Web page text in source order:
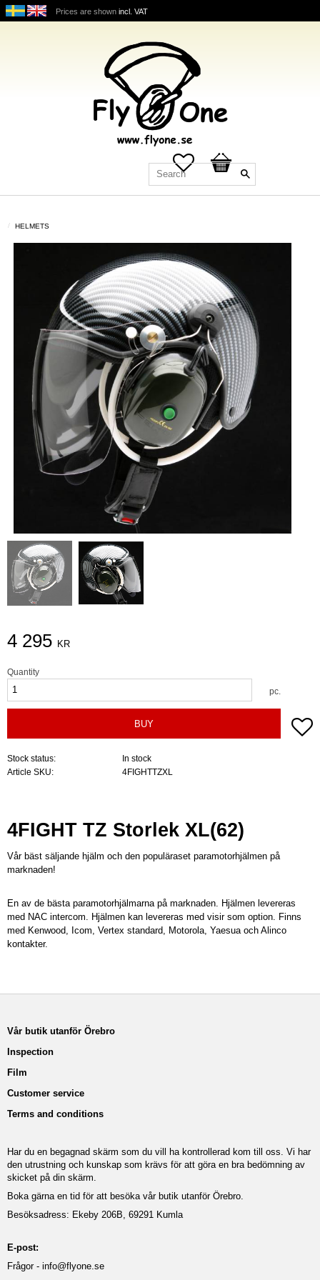
Prices are shown incl. VAT
Favorites
Basket
HELMETS
4 295 KR
Quantity
pc.
BUY
Stock status
In stock
Article SKU
4FIGHTTZXL
4FIGHT TZ Storlek XL(62)
Vår bäst säljande hjälm och den populäraset paramotorhjälmen på
marknaden!
En av de bästa paramotorhjälmarna på marknaden. Hjälmen levereras
med NAC intercom. Hjälmen kan levereras med visir som option. Finns
med Kenwood, Icom, Vertex standard, Motorola, Yaesua och Alinco
kontakter.
Vår butik utanför Örebro
Inspection
Film
Customer service
Terms and conditions
Har du en begagnad skärm som du vill ha kontrollerad kom till oss. Vi har
den utrustning och kunskap som krävs för att göra en bra bedömning av
skicket på din skärm.
Boka gärna en tid för att besöka vår butik utanför Örebro.
Besöksadress: Ekeby 206B, 69291 Kumla
E-post:
Frågor - info@flyone.se